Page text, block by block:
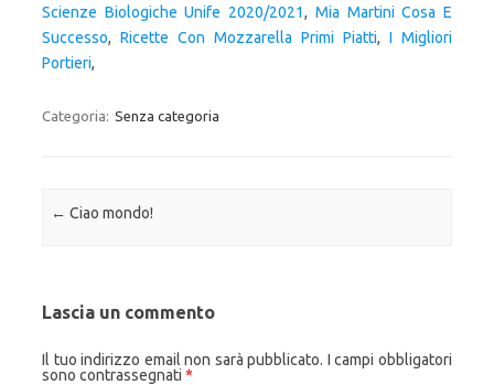
Scienze Biologiche Unife 2020/2021, Mia Martini Cosa E
Successo, Ricette Con Mozzarella Primi Piatti, I Migliori
Portieri,
Categoria: Senza categoria
Navigazione articolo
← Ciao mondo!
Lascia un commento
Il tuo indirizzo email non sarà pubblicato. I campi obbligatori
sono contrassegnati *